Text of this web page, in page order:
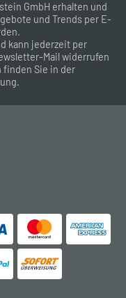
GmbH erhalten und
und Trends per E-
kann jederzeit per
Mail widerrufen
Sie in der
.